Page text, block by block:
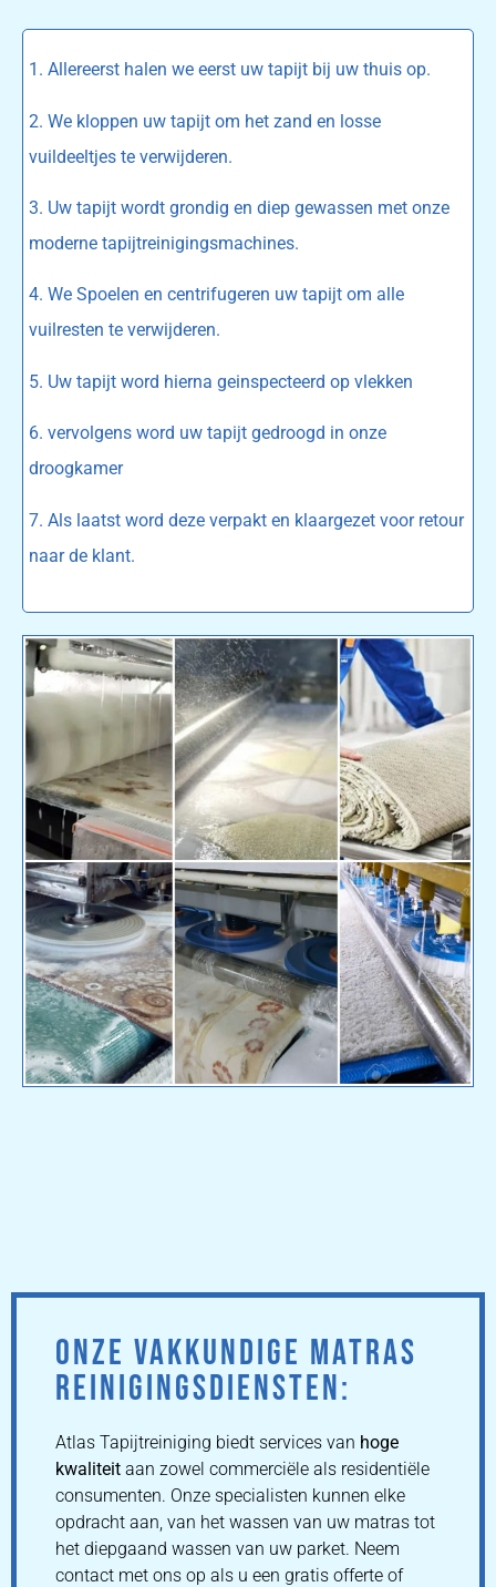
1. Allereerst halen we eerst uw tapijt bij uw thuis op.
2. We kloppen uw tapijt om het zand en losse
vuildeeltjes te verwijderen.
3. Uw tapijt wordt grondig en diep gewassen met onze
moderne tapijtreinigingsmachines.
4. We Spoelen en centrifugeren uw tapijt om alle
vuilresten te verwijderen.
5. Uw tapijt word hierna geinspecteerd op vlekken
6. vervolgens word uw tapijt gedroogd in onze
droogkamer
7. Als laatst word deze verpakt en klaargezet voor retour
naar de klant.
ONZE VAKKUNDIGE MATRAS
REINIGINGSDIENSTEN:
Atlas Tapijtreiniging biedt services van hoge
kwaliteit aan zowel commerciële als residentiële
consumenten. Onze specialisten kunnen elke
opdracht aan, van het wassen van uw matras tot
het diepgaand wassen van uw parket. Neem
contact met ons op als u een gratis offerte of